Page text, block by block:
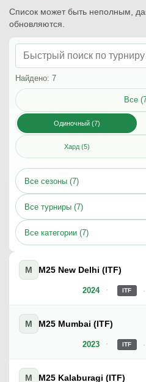
Список может быть неполным,
обновляются.
Найдено: 7
Все
Одиночный (7)
Хард (5)
Все сезоны (7)
Все турниры (7)
Все категории (7)
2024
M M25 New Delhi (ITF)
ITF
2023
M M25 Mumbai (ITF)
ITF
M M25 Kalaburagi (ITF)